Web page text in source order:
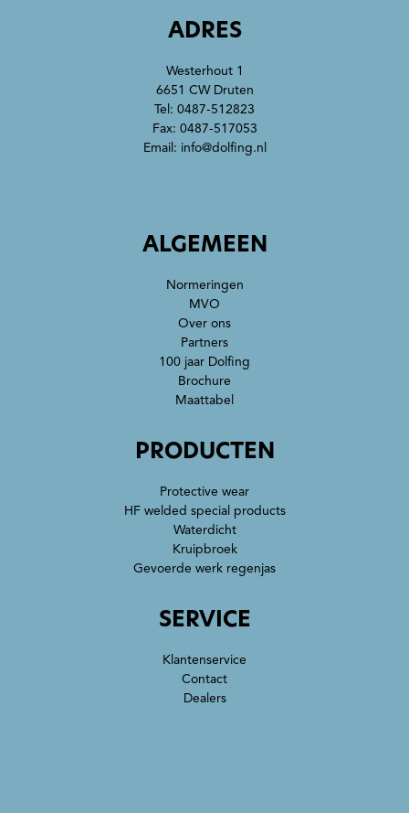
ADRES
Westerhout 1
6651 CW Druten
Tel: 0487-512823
Fax: 0487-517053
Email: info@dolfing.nl
ALGEMEEN
Normeringen
MVO
Over ons
Partners
100 jaar Dolfing
Brochure
Maattabel
PRODUCTEN
Protective wear
HF welded special products
Waterdicht
Kruipbroek
Gevoerde werk regenjas
SERVICE
Klantenservice
Contact
Dealers